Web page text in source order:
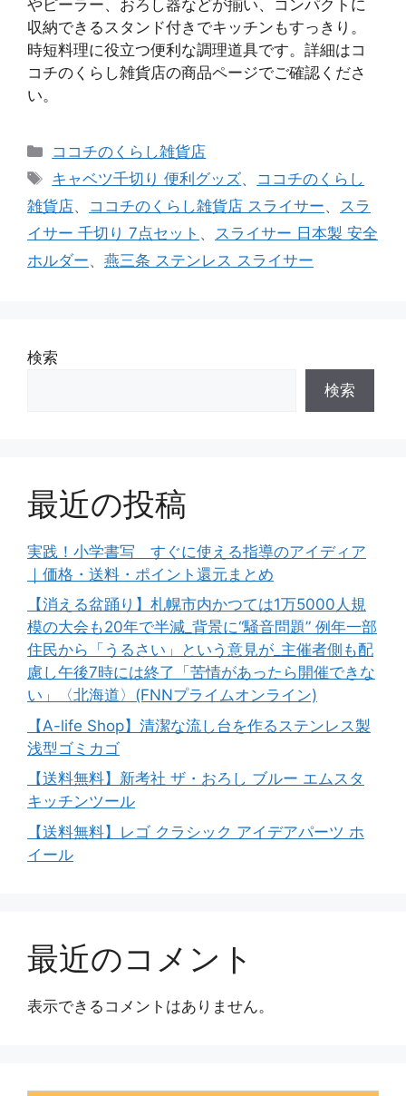
やピーラー、おろし器などが揃い、コンパクトに
収納できるスタンド付きでキッチンもすっきり。
時短料理に役立つ便利な調理道具です。詳細はコ
コチのくらし雑貨店の商品ページでご確認くださ
い。
カ
テ
ゴ
リ
ー
ココチのくらし雑貨店
タ
グ
キャベツ千切り 便利グッズ、 ココチのくらし
雑貨店、 ココチのくらし雑貨店 スライサー、
スラ
イサー 千切り 7点セット 、
スライサー 日本製 安全
ホルダー、 燕三条 ステンレス スライサー
検索
検索
最近の投稿
実践！小学書写 すぐに使える指導のアイディア
｜価格・送料・ポイント還元まとめ
【消える盆踊り】札幌市内かつては1万5000人規
模の大会も20年で半減_背景に“騒音問題” 例年一部
住民から「うるさい」という意見が_主催者側も配
慮し午後7時には終了「苦情があったら開催できな
い」〈北海道〉(FNNプライムオンライン)
【A-life Shop】清潔な流し台を作るステンレス製
浅型ゴミカゴ
【送料無料】新考社 ザ・おろし ブルー エムスタ
キッチンツール
【送料無料】レゴ クラシック アイデアパーツ ホ
イール
最近のコメント
表示できるコメントはありません。